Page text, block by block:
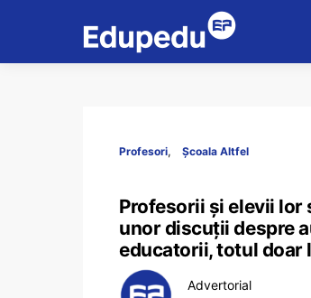
Profesori Școala Altfel
Profesorii și elevii lor
unor discuții despre
educatorii, totul doar
Advertorial